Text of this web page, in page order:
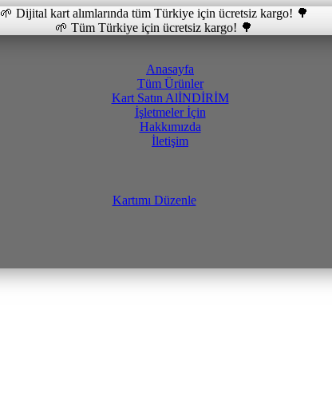
🌱 Dijital kart alımlarında tüm Türkiye için ücretsiz kargo! 🌳
🌱 Tüm Türkiye için ücretsiz kargo! 🌳
Anasayfa
Tüm Ürünler
Kart Satın AlİNDİRİM
İşletmeler İçin
Hakkımızda
İletişim
Kartımı Düzenle